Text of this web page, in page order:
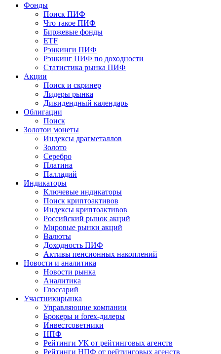
Фонды
Поиск ПИФ
Что такое ПИФ
Биржевые фонды
ETF
Рэнкинги ПИФ
Рэнкинг ПИФ по доходности
Статистика рынка ПИФ
Акции
Поиск и скринер
Лидеры рынка
Дивидендный календарь
Облигации
Поиск
Золотои монеты
Индексы драгметаллов
Золото
Серебро
Платина
Палладий
Индикаторы
Ключевые индикаторы
Поиск криптоактивов
Индексы криптоактивов
Российский рынок акций
Мировые рынки акций
Валюты
Доходность ПИФ
Активы пенсионных накоплений
Новости и аналитика
Новости рынка
Аналитика
Глоссарий
Участникирынка
Управляющие компании
Брокеры и forex-дилеры
Инвестсоветники
НПФ
Рейтинги УК от рейтинговых агенств
Рейтинги НПФ от рейтинговых агенств